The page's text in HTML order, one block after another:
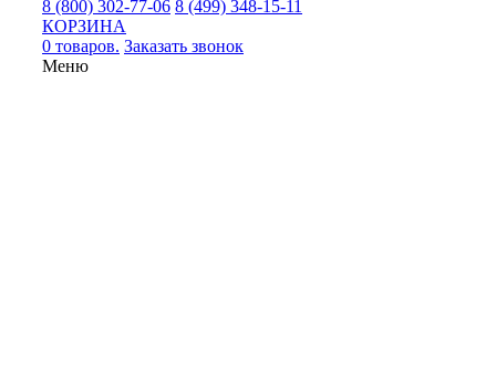
8 (800) 302-77-06 8 (499) 348-15-11
КОРЗИНА
0 товаров. Заказать звонок
Меню